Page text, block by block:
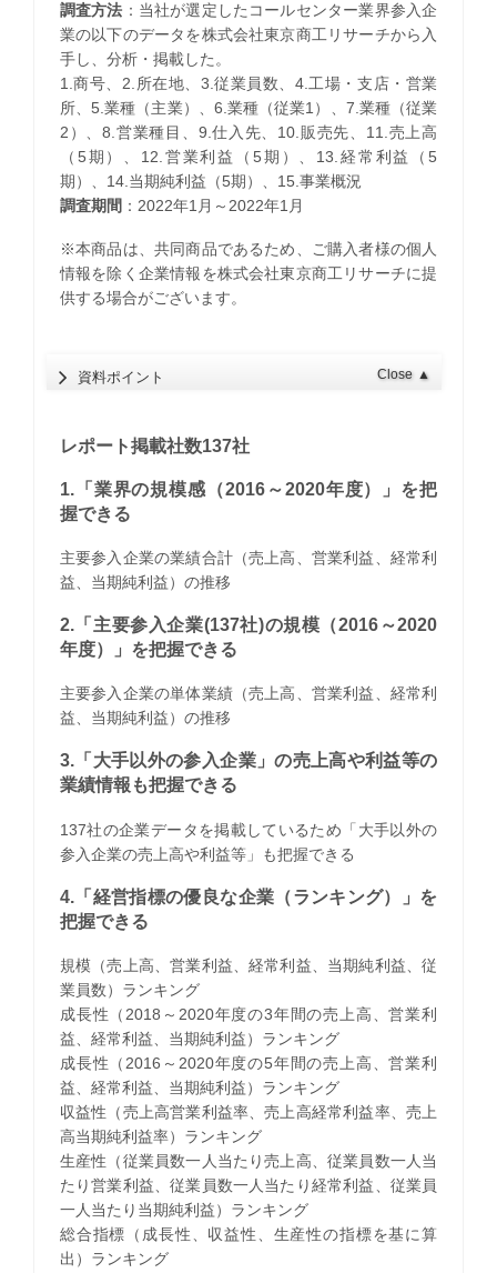
調査方法 ：当社が選定したコールセンター業界参入企
業の以下のデータを株式会社東京商工リサーチから入
手し、分析・掲載した。
1.商号、2.所在地、3.従業員数、4.工場・支店・営業
所、5.業種（主業）、6.業種（従業1）、7.業種（従業
2）、8.営業種目、9.仕入先、10.販売先、11.売上高
（5期）、12.営業利益（5期）、13.経常利益（5
期）、14.当期純利益（5期）、15.事業概況
調査期間 ：2022年1月～2022年1月
※本商品は、共同商品であるため、ご購入者様の個人
情報を除く企業情報を株式会社東京商工リサーチに提
供する場合がございます。
資料ポイント Close ▲
レポート掲載社数137社
1.「業界の規模感（2016～2020年度）」を把
握できる
主要参入企業の業績合計（売上高、営業利益、経常利
益、当期純利益）の推移
2.「主要参入企業(137社)の規模（2016～2020
年度）」を把握できる
主要参入企業の単体業績（売上高、営業利益、経常利
益、当期純利益）の推移
3.「大手以外の参入企業」の売上高や利益等の
業績情報も把握できる
137社の企業データを掲載しているため「大手以外の
参入企業の売上高や利益等」も把握できる
4.「経営指標の優良な企業（ランキング）」を
把握できる
規模（売上高、営業利益、経常利益、当期純利益、従
業員数）ランキング
成長性（2018～2020年度の3年間の売上高、営業利
益、経常利益、当期純利益）ランキング
成長性（2016～2020年度の5年間の売上高、営業利
益、経常利益、当期純利益）ランキング
収益性（売上高営業利益率、売上高経常利益率、売上
高当期純利益率）ランキング
生産性（従業員数一人当たり売上高、従業員数一人当
たり営業利益、従業員数一人当たり経常利益、従業員
一人当たり当期純利益）ランキング
総合指標（成長性、収益性、生産性の指標を基に算
出）ランキング